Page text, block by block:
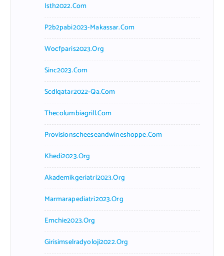
Isth2022.com
P2b2pabi2023-Makassar.com
Wocfparis2023.org
Sinc2023.com
Scdlqatar2022-Qa.com
Thecolumbiagrill.com
Provisionscheeseandwineshoppe.com
Khedi2023.org
Akademikgeriatri2023.org
Marmarapediatri2023.org
Emchie2023.org
Girisimselradyoloji2022.org